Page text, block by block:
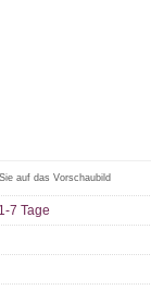
auf das Vorschaubild
1-7 Tage